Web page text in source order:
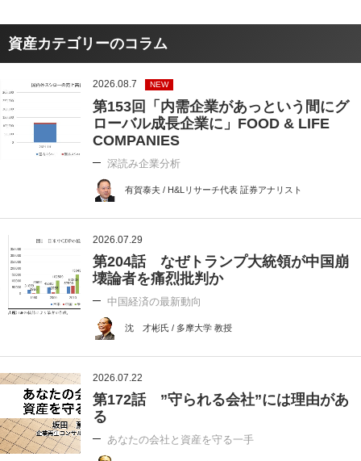
資産カテゴリーのコラム
2026.08.7 NEW
第153回「内需企業があっという間にグ
ローバル成長企業に」FOOD & LIFE
COMPANIES
深読み企業分析
有賀泰夫 / H&Lリサーチ代表 証券アナリスト
2026.07.29
第204話 なぜトランプ大統領が中国崩
壊論者を痛烈批判か
中国経済の最新動向
沈 才彬氏 / 多摩大学 教授
2026.07.22
第172話 ”守られる会社”には理由があ
る
あなたの会社と資産を守る一手